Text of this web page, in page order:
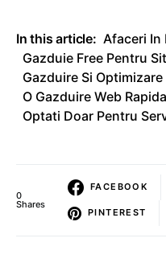
In this article: Afaceri In
Gazduie Free Pentru
Gazduire Si Optimizare
O Gazduire Web Rapida
Optati Doar Pentru
0
Shares
FACEBOOK
PINTEREST